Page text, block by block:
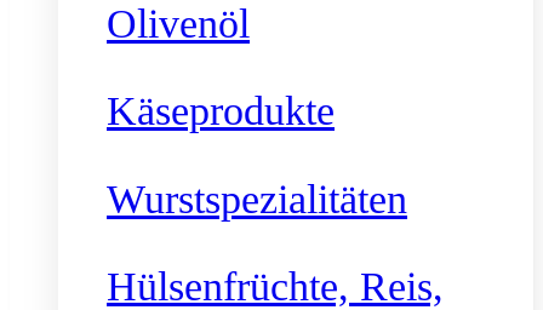
Olivenöl
Käseprodukte
Wurstspezialitäten
Hülsenfrüchte, Reis,